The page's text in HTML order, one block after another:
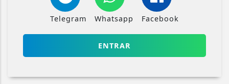
Telegram Whatsapp Facebook
ENTRAR